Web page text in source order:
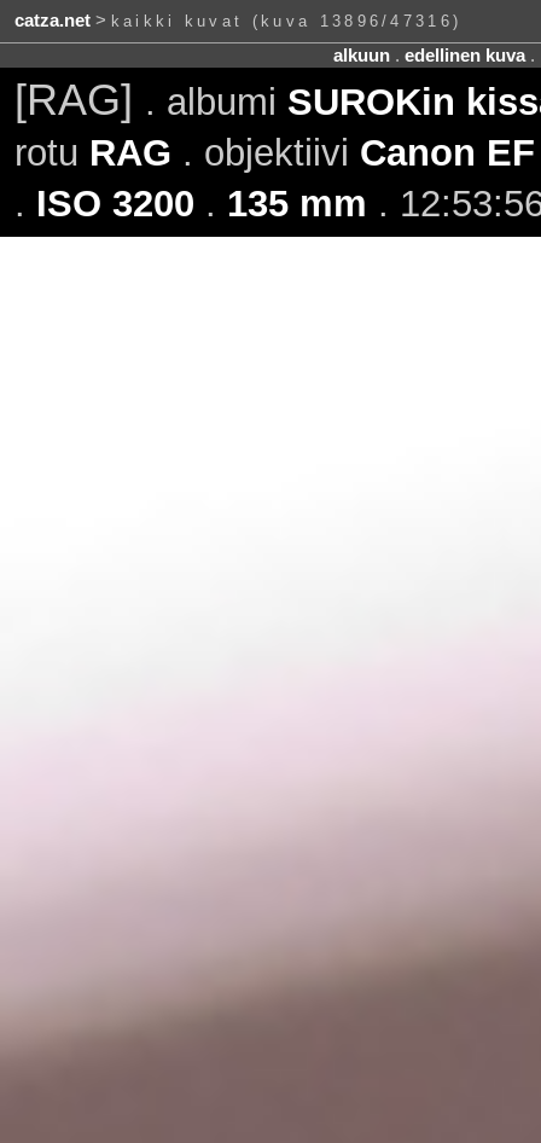
catza.net> kaikki kuvat (kuva 13896/47316)
alkuun. edellinen kuva.
[RAG] . albumi SUROKin
rotu RAG . objektiivi Canon
. ISO 3200 . 135 mm .